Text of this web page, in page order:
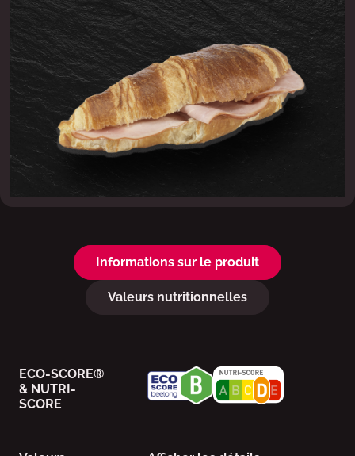
Informations sur le produit
Valeurs nutritionnelles
ECO-SCORE®
& NUTRI-
SCORE